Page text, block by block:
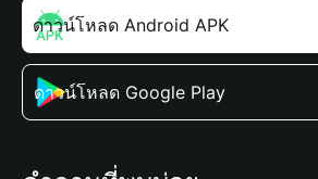
ดาวน์โหลด Android APK
ดาวน์โหลด Google Play